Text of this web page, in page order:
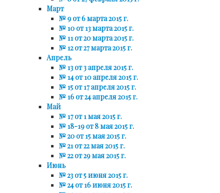
Март
№ 9 от 6 марта 2015 г.
№ 10 от 13 марта 2015 г.
№ 11 от 20 марта 2015 г.
№ 12 от 27 марта 2015 г.
Апрель
№ 13 от 3 апреля 2015 г.
№ 14 от 10 апреля 2015 г.
№ 15 от 17 апреля 2015 г.
№ 16 от 24 апреля 2015 г.
Май
№ 17 от 1 мая 2015 г.
№ 18-19 от 8 мая 2015 г.
№ 20 от 15 мая 2015 г.
№ 21 от 22 мая 2015 г.
№ 22 от 29 мая 2015 г.
Июнь
№ 23 от 5 июня 2015 г.
№ 24 от 16 июня 2015 г.